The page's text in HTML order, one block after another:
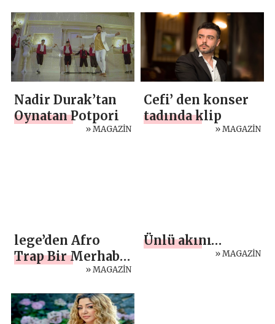
yetenekli sanatçı
Asya Sarı
Nadir Durak’tan
Oynatan Potpori
» MAGAZİN
Cefi’ den konser
tadında klip
» MAGAZİN
lege’den Afro
Trap Bir Merhaba:
» MAGAZİN
Ünlü akını…
» MAGAZİN